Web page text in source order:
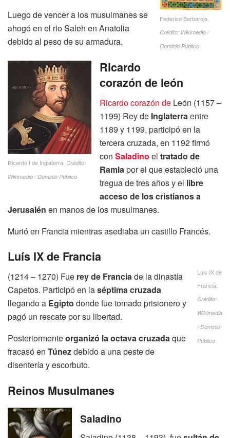
Federico Barbaroja.
Crédito: Wikimedia /
Dominio Público
Luego de vencer a los musulmanes se
ahogó en el rio Saleh en Anatolia
debido al peso de su armadura.
Ricardo I de Inglaterra. Crédito:
Wikimedia / Dominio Público
Ricardo
corazón de león
Ricardo corazón de León (1157 –
1199) Rey de Inglaterra entre
1189 y 1199, participó en la
tercera cruzada, en 1192 firmó
con Saladino el tratado de
Ramla por el que estableció una
tregua de tres años y el libre
acceso de los cristianos a
Jerusalén en manos de los musulmanes.
Murió en Francia mientras asediaba un castillo Francés.
Luis IX de
Francia.
Crédito:
Wikimedia
/ Dominio
Público
Luís IX de Francia
(1214 – 1270) Fue rey de Franciade la dinastía
Capetos. Participó en laséptima cruzada
llegando a Egipto donde fue tomado prisionero y
pagó un rescate por su libertad.
Posteriormenteorganizó la octava cruzadaque
fracasó en Túnezdebido a una peste de
disentería y escorbuto.
Reinos Musulmanes
Saladino